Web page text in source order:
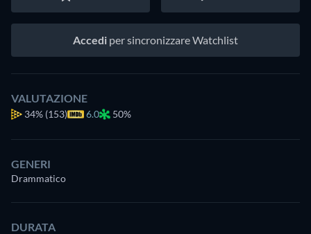
Accedi per sincronizzare Watchlist
VALUTAZIONE
34% (153) 6.0 50%
GENERI
Drammatico
DURATA